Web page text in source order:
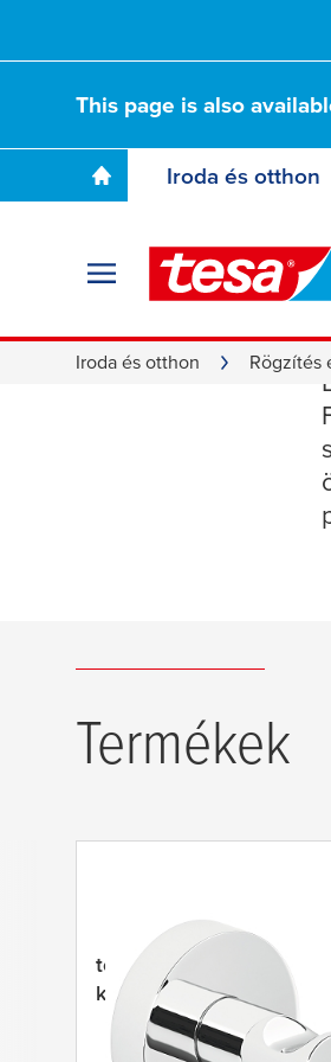
This page is also
Iroda és otthon
Iroda és otthon Rögzítés
Termékek
tesa ® Powerbutton
kerek, króm